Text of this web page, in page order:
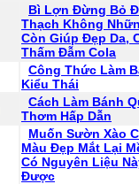
Bì Lợn Đừng Bỏ
Thạch Không
Còn Giúp Đẹp Da,
Thấm Đẫm Cola
Công Thức Làm
Kiểu Thái
Cách Làm Bánh
Thơm Hấp Dẫn
Muốn Sườn Xào
Màu Đẹp Mắt Lại
Có Nguyên Liệu
Được